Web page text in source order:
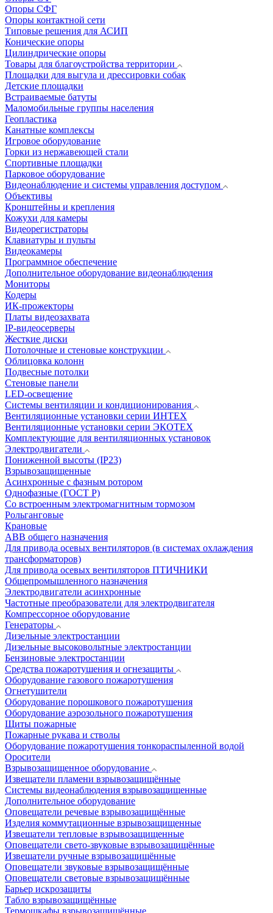
Опоры СФГ
Опоры контактной сети
Типовые решения для АСИП
Конические опоры
Цилиндрические опоры
Товары для благоустройства территории
Площадки для выгула и дрессировки собак
Детские площадки
Встраиваемые батуты
Маломобильные группы населения
Геопластика
Канатные комплексы
Игровое оборудование
Горки из нержавеющей стали
Спортивные площадки
Парковое оборудование
Видеонаблюдение и системы управления доступом
Объективы
Кронштейны и крепления
Кожухи для камеры
Видеорегистраторы
Клавиатуры и пульты
Видеокамеры
Программное обеспечение
Дополнительное оборудование видеонаблюдения
Мониторы
Кодеры
ИК-прожекторы
Платы видеозахвата
IP-видеосерверы
Жесткие диски
Потолочные и стеновые конструкции
Облицовка колонн
Подвесные потолки
Стеновые панели
LED-освещение
Системы вентиляции и кондиционирования
Вентиляционные установки серии ИНТЕХ
Вентиляционные установки серии ЭКОТЕХ
Комплектующие для вентиляционных установок
Электродвигатели
Пониженной высоты (IP23)
Взрывозащищенные
Асинхронные с фазным ротором
Однофазные (ГОСТ Р)
Со встроенным электромагнитным тормозом
Рольганговые
Крановые
АВВ общего назначения
Для привода осевых вентиляторов (в системах охлаждения
трансформаторов)
Для привода осевых вентиляторов ПТИЧНИКИ
Общепромышленного назначения
Электродвигатели асинхронные
Частотные преобразователи для электродвигателя
Компрессорное оборудование
Генераторы
Дизельные электростанции
Дизельные высоковольтные электростанции
Бензиновые электростанции
Средства пожаротушения и огнезащиты
Оборудование газового пожаротушения
Огнетушители
Оборудование порошкового пожаротушения
Оборудование аэрозольного пожаротушения
Щиты пожарные
Пожарные рукава и стволы
Оборудование пожаротушения тонкораспыленной водой
Оросители
Взрывозащищенное оборудование
Извещатели пламени взрывозащищённые
Системы видеонаблюдения взрывозащищенные
Дополнительное оборудование
Оповещатели речевые взрывозащищённые
Изделия коммутационные взрывозащищенные
Извещатели тепловые взрывозащищенные
Оповещатели свето-звуковые взрывозащищённые
Извещатели ручные взрывозащищённые
Оповещатели звуковые взрывозащищённые
Оповещатели световые взрывозащищённые
Барьер искрозащиты
Табло взрывозащищённые
Термошкафы взрывозащищённые